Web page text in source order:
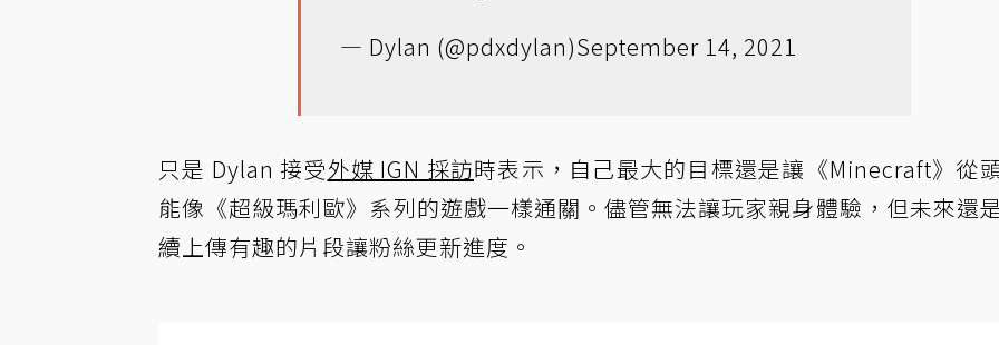
— Dylan (@pdxdylan)September 14, 2021
只是 Dylan 接受外媒 IGN 採訪時表示，自己最大的目標還是讓《Minecraft》從
能像《超級瑪利歐》系列的遊戲一樣通關。儘管無法讓玩家親身體驗，但未來還
續上傳有趣的片段讓粉絲更新進度。